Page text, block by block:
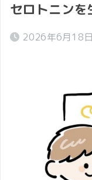
セロトニンを
2026年6月18日